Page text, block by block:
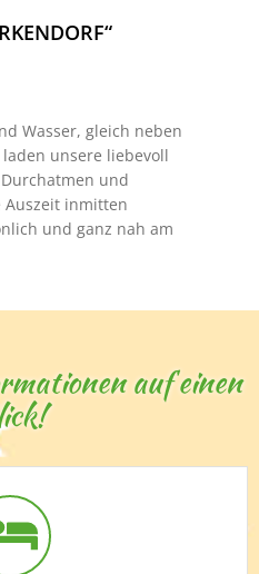
Wasser, gleich neben
unsere liebevoll
und
Auszeit inmitten
und ganz nah am
auf einen